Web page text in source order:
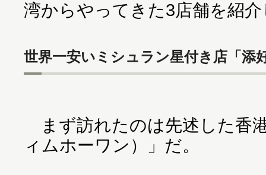
湾からやってきた3店舗を紹
世界一安いミシュラン星付き店「添
まず訪れたのは先述した香
ィムホーワン）」だ。